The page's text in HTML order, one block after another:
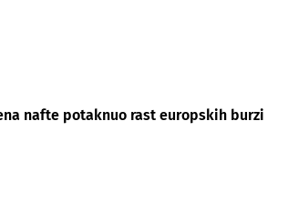
nafte potaknuo rast europskih burzi